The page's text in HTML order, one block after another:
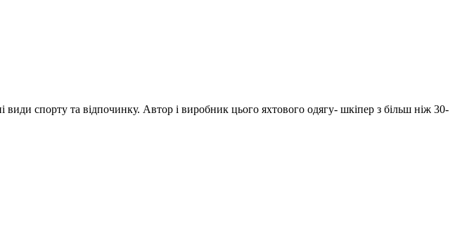
спорту та відпочинку. Автор і виробник цього яхтового одягу- шкіпер з більш ніж 30-